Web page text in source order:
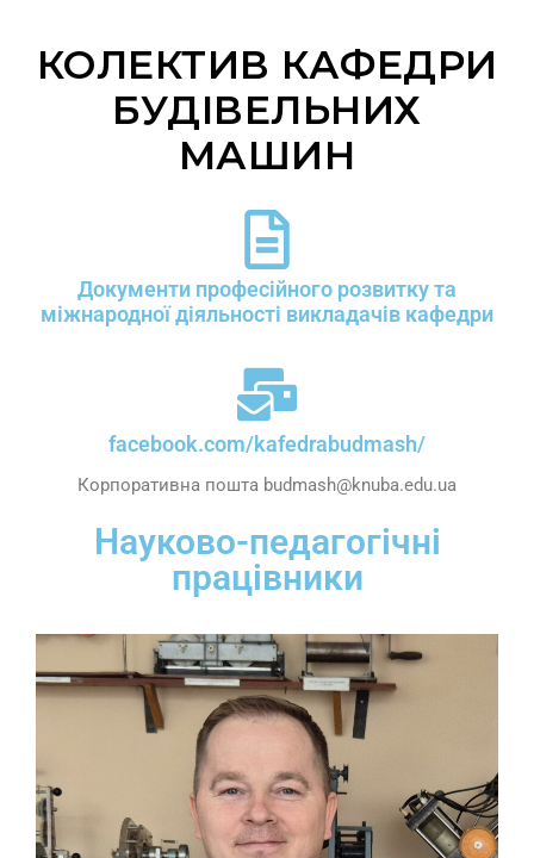
КОЛЕКТИВ КАФЕДРИ
БУДІВЕЛЬНИХ
МАШИН
Документи професійного розвитку та
міжнародної діяльності викладачів кафедри
facebook.com/kafedrabudmash/
Корпоративна пошта budmash@knuba.edu.ua
Науково-педагогічні
працівники